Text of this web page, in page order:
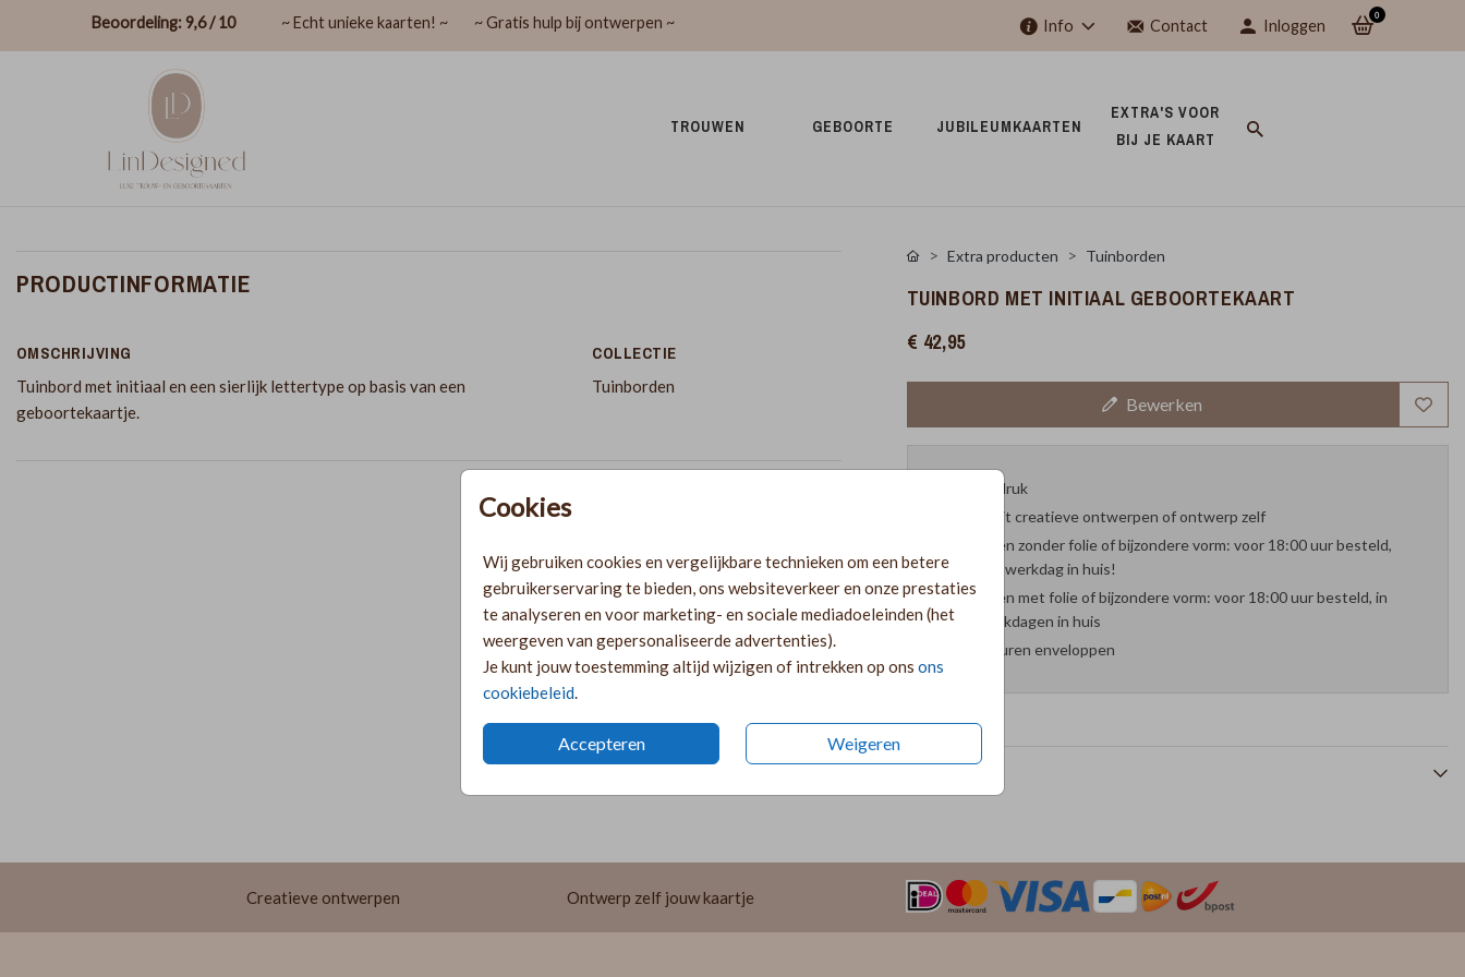
Beoordeling: 9,6 / 10 ~ Echt unieke kaarten! ~ ~ Gratis hulp bij ontwerpen ~ Info Contact Inloggen
0
TROUWEN GEBOORTE JUBILEUMKAARTEN
EXTRA'S VOOR
BIJ JE KAART
Cookies
Wij gebruiken cookies en vergelijkbare technieken om een betere
gebruikerservaring te bieden, ons websiteverkeer en onze prestaties
te analyseren en voor marketing- en sociale mediadoeleinden (het
weergeven van gepersonaliseerde advertenties).
Je kunt jouw toestemming altijd wijzigen of intrekken op ons ons
cookiebeleid
Accepteren Weigeren
PRODUCTINFORMATIE
OMSCHRIJVING
Tuinbord met initiaal en een sierlijk lettertype op basis van een
geboortekaartje.
COLLECTIE
Tuinborden
Extra producten Tuinborden
TUINBORD MET INITIAAL GEBOORTEKAART
€ 42,95
Bewerken
Proefdruk
Kies uit creatieve ontwerpen of ontwerp zelf
Kaarten zonder folie of bijzondere vorm: voor 18:00 uur besteld,
volgende werkdag in huis!
Kaarten met folie of bijzondere vorm: voor 18:00 uur besteld, in
twee werkdagen in huis
29 kleuren enveloppen
Creatieve ontwerpen Ontwerp zelf jouw kaartje